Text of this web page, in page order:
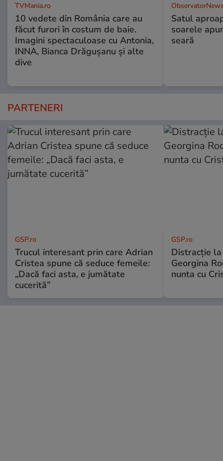
TVMania.ro
10 vedete din România care au
făcut furori în costum de baie.
Imagini spectaculoase cu Antonia,
INNA, Bianca Drăgușanu și alte
dive
Satul
soarele
seară
PARTENERI
GSP.ro
Trucul interesant prin care Adrian
Cristea spune că seduce femeile:
„Dacă faci asta, e jumătate
cucerită”
GSP.ro
Distracție
Georgina
nunta cu